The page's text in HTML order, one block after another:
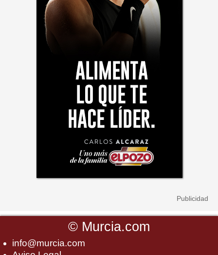
© Murcia.com
info@murcia.com